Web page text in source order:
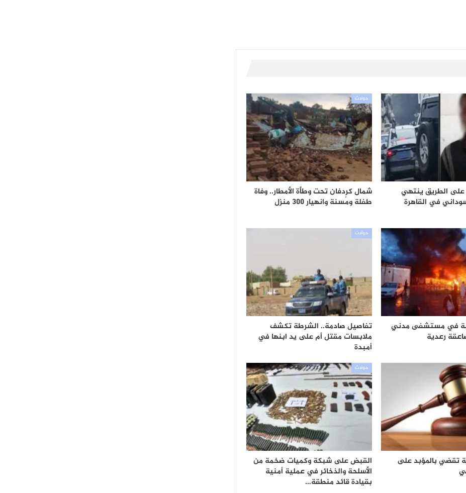
الطريق ينتهي
في القاهرة
حوادث
شمال كردفان تحت وطأة الأمطار.. وفاة
طفلة ومُسنة وانهيار 300 منزل
في مستشفى مدني
رعدية
حوادث
تفاصيل صادمة.. الشرطة تكشف
ملابسات مقتل أم على يد ابنها في
أمبدة
تقضي بالمؤبد على
حوادث
القبض على شبكة وكميات ضخمة من
الأسلحة والذخائر في عملية أمنية
بقيادة قائد منطقة…